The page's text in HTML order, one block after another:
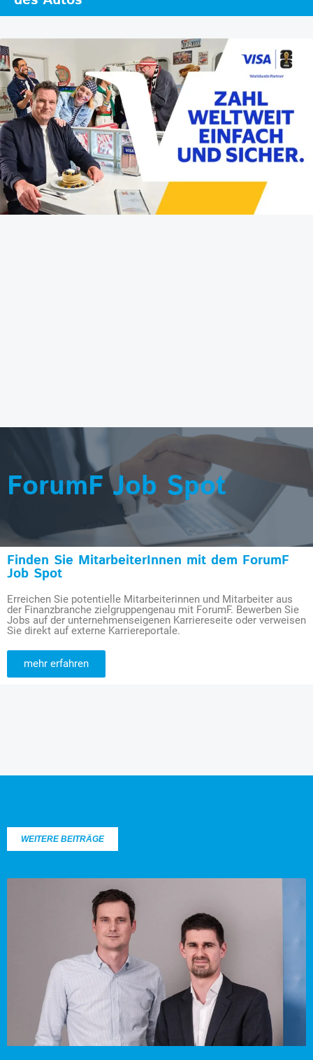
ForumF Job Spot
Finden Sie MitarbeiterInnen mit dem ForumF
Job Spot
Erreichen Sie potentielle Mitarbeiterinnen und Mitarbeiter aus
der Finanzbranche zielgruppengenau mit ForumF. Bewerben Sie
Jobs auf der unternehmenseigenen Karriereseite oder verweisen
Sie direkt auf externe Karriereportale.
mehr erfahren
WEITERE BEITRÄGE